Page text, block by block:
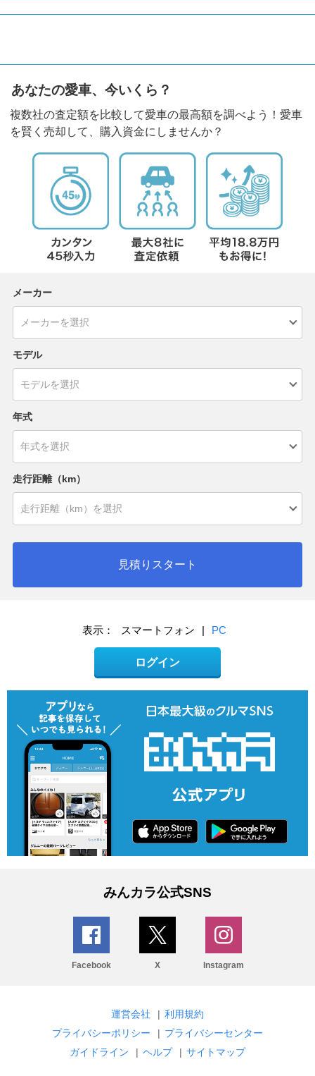
あなたの愛車、今いくら？
複数社の査定額を比較して愛車の最高額を調べよう！愛車
を賢く売却して、購入資金にしませんか？
メーカー
モデル
年式
走行距離（km）
見積りスタート
表示： スマートフォン | PC
ログイン
みんカラ公式SNS
Facebook X Instagram
運営会社 | 利用規約
プライバシーポリシー
| プライバシーセンター
ガイドライン
| ヘルプ | サイトマップ